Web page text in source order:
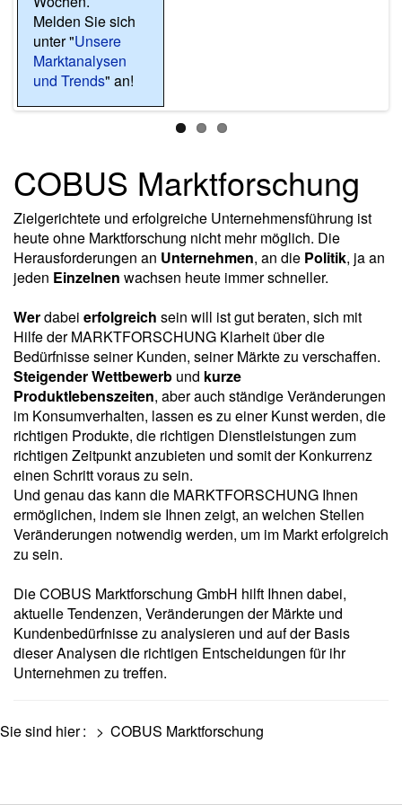
Melden Sie sich
unter "Unsere
Marktanalysen
und Trends" an!
Unternehmen aus
den Branchen
Elektrotechnik,
Informatik,
Beratung,
Industrie und
Medien zu
wirtschaftlichen
und aktuellen
Themen
unter
"Wirtschaftsbarometer
Baden-
Württemberg" an!
eine Auswahl
unserer aktuellen
Projekte.
COBUS Marktforschung
Zielgerichtete und erfolgreiche Unternehmensführung ist
heute ohne Marktforschung nicht mehr möglich. Die
Herausforderungen an Unternehmen, an die Politik, ja an
jeden Einzelnen wachsen heute immer schneller.
Werdabei erfolgreich sein will ist gut beraten, sich mit
Hilfe der MARKTFORSCHUNG Klarheit über die
Bedürfnisse seiner Kunden, seiner Märkte zu verschaffen.
Steigender Wettbewerb und kurze
Produktlebenszeiten, aber auch ständige Veränderungen
im Konsumverhalten, lassen es zu einer Kunst werden, die
richtigen Produkte, die richtigen Dienstleistungen zum
richtigen Zeitpunkt anzubieten und somit der Konkurrenz
einen Schritt voraus zu sein.
Und genau das kann die MARKTFORSCHUNG Ihnen
ermöglichen, indem sie Ihnen zeigt, an welchen Stellen
Veränderungen notwendig werden, um im Markt erfolgreich
zu sein.
Die COBUS Marktforschung GmbH hilft Ihnen dabei,
aktuelle Tendenzen, Veränderungen der Märkte und
Kundenbedürfnisse zu analysieren und auf der Basis
dieser Analysen die richtigen Entscheidungen für ihr
Unternehmen zu treffen.
Sie sind hier: > COBUS Marktforschung